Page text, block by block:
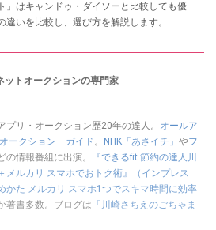
」はキャンドゥ・ダイソーと比較しても優
いを比較し、選び方を解説します。
ットオークションの専門家
リ・オークション歴20年の達人。 オールア
ークション ガイド。 NHK「あさイチ」 やフ
の情報番組に出演。
『できるfit 節約の達人川
メルカリ スマホでおトク術』（インプレス
かた メルカリ スマホ1つでスキマ時間に効率
著書多数。ブログは 「川崎さちえのごちゃま